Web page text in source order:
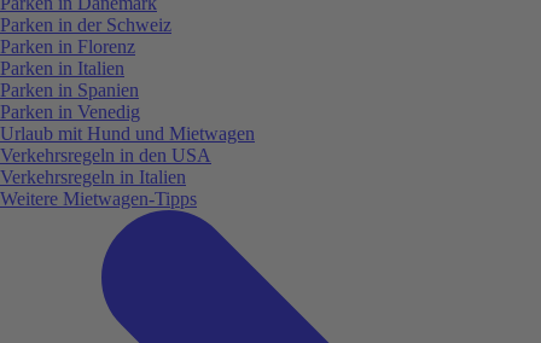
Parken in der Schweiz
Parken in Florenz
Parken in Italien
Parken in Spanien
Parken in Venedig
Urlaub mit Hund und Mietwagen
Verkehrsregeln in den USA
Verkehrsregeln in Italien
Weitere Mietwagen-Tipps